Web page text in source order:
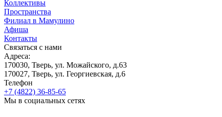
Коллективы
Пространства
Филиал в Мамулино
Афиша
Контакты
Связаться с нами
Адреса:
170030, Тверь, ул. Можайского, д.63
170027, Тверь, ул. Георгиевская, д.6
Телефон
+7 (4822) 36-85-65
Мы в социальных сетях